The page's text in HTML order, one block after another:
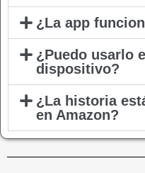
¿La app
¿Puedo usarlo
dispositivo?
¿La historia
en Amazon?